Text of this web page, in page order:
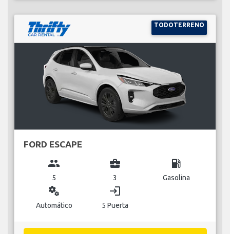
TODOTERRENO
FORD ESCAPE
group
5
business_center
3
local_gas_station
Gasolina
miscellaneous_services
Automático
login
5 Puerta